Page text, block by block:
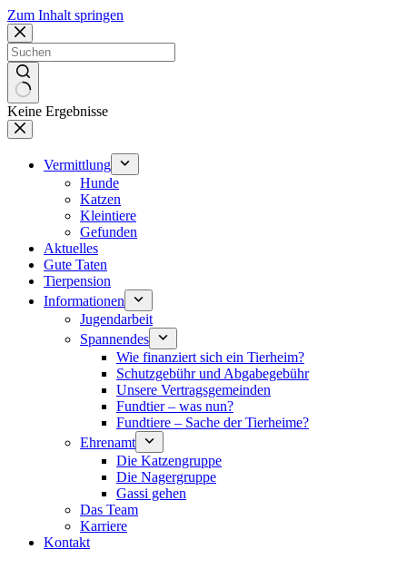
Zum Inhalt springen
Keine Ergebnisse
Vermittlung
Hunde
Katzen
Kleintiere
Gefunden
Aktuelles
Gute Taten
Tierpension
Informationen
Jugendarbeit
Spannendes
Wie finanziert sich ein Tierheim?
Schutzgebühr und Abgabegebühr
Unsere Vertragsgemeinden
Fundtier – was nun?
Fundtiere – Sache der Tierheime?
Ehrenamt
Die Katzengruppe
Die Nagergruppe
Gassi gehen
Das Team
Karriere
Kontakt